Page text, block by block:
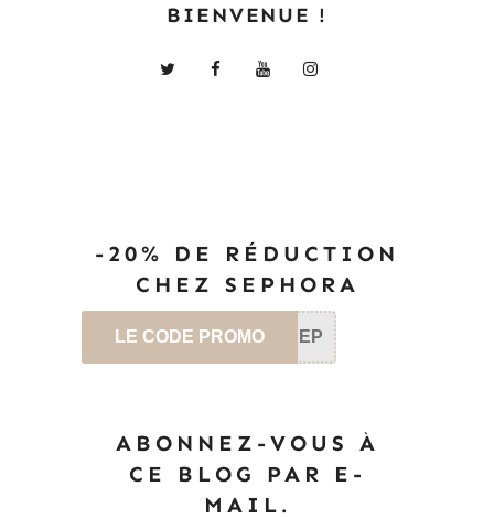
BIENVENUE !
-20% DE RÉDUCTION
CHEZ SEPHORA
LE CODE PROMO SEP
ABONNEZ-VOUS À
CE BLOG PAR E-
MAIL.